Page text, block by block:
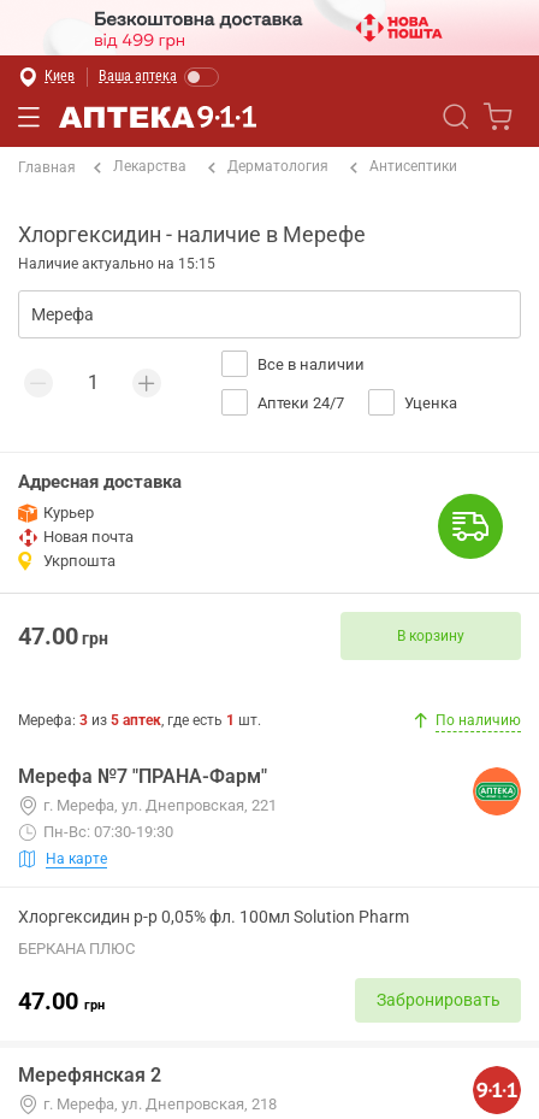
Киев Ваша аптека
Главная Лекарства Дерматология Антисептики
Хлоргексидин - наличие в Мерефе
Наличие актуально на 15:15
Все в наличии
Аптеки 24/7 Уценка
Адресная доставка
Курьер
Новая почта
Укрпошта
47.00грн В корзину
Мерефа: 3 из 5 аптек, где есть 1 шт. По наличию
Мерефа №7 "ПРАНА-Фарм"
г. Мерефа, ул. Днепровская, 221
Пн-Вс: 07:30-19:30
На карте
Хлоргексидин р-р 0,05% фл. 100мл Solution Pharm
БЕРКАНА ПЛЮС
47.00 грн Забронировать
Мерефянская 2
г. Мерефа, ул. Днепровская, 218